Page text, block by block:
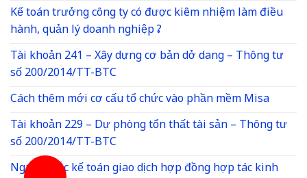
Kế toán trưởng công ty có được kiêm nhiệm làm điều
hành, quản lý doanh nghiệp ?
Tài khoản 241 – Xây dựng cơ bản dở dang – Thông tư
số 200/2014/TT-BTC
Cách thêm mới cơ cấu tổ chức vào phần mềm Misa
Tài khoản 229 – Dự phòng tổn thất tài sản – Thông tư
số 200/2014/TT-BTC
Nguyến tắc kế toán giao dịch hợp đồng hợp tác kinh